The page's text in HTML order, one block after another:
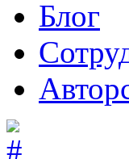
Блог